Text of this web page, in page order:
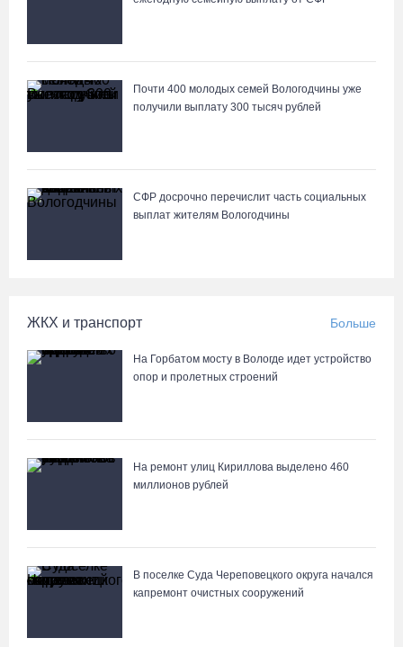
05.08.26 / 11:57
наркотиков
Вологодская область вошла в число лидеров по росту
рождаемости
05.08.26 / 11:04
Вологжане через чат-бот подали 26 тысяч идей для развития
региона
05.08.26 / 11:03
Почти 400 молодых семей Вологодчины уже
получили выплату 300 тысяч рублей
СФР досрочно перечислит часть социальных
выплат жителям Вологодчины
ЖКХ и транспорт Больше
На Горбатом мосту в Вологде идет устройство
опор и пролетных строений
На ремонт улиц Кириллова выделено 460
миллионов рублей
В поселке Суда Череповецкого округа начался
капремонт очистных сооружений